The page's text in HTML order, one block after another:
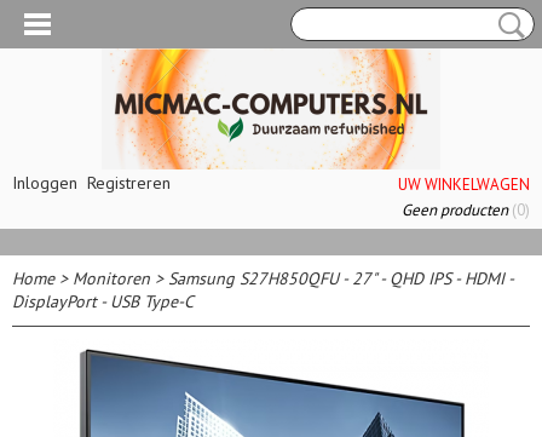
Inloggen Registreren
UW WINKELWAGEN
Geen producten(0)
Home> Monitoren > Samsung S27H850QFU - 27" - QHD IPS - HDMI -
DisplayPort - USB Type-C